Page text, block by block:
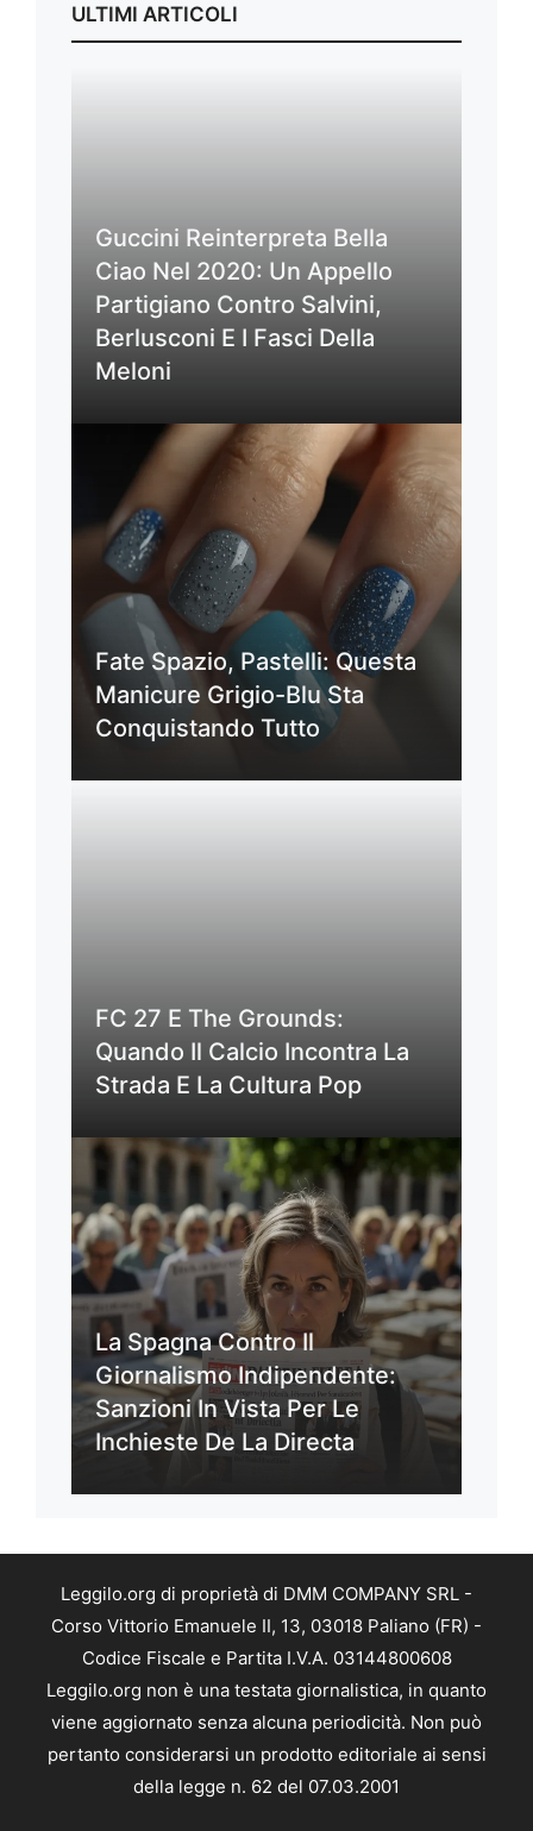
ULTIMI ARTICOLI
Guccini Reinterpreta Bella
Ciao Nel 2020: Un Appello
Partigiano Contro Salvini,
Berlusconi E I Fasci Della
Meloni
Fate Spazio, Pastelli: Questa
Manicure Grigio-Blu Sta
Conquistando Tutto
FC 27 E The Grounds:
Quando Il Calcio Incontra La
Strada E La Cultura Pop
La Spagna Contro Il
Giornalismo Indipendente:
Sanzioni In Vista Per Le
Inchieste De La Directa
Leggilo.org di proprietà di DMM COMPANY SRL -
Corso Vittorio Emanuele II, 13, 03018 Paliano (FR) -
Codice Fiscale e Partita I.V.A. 03144800608
Leggilo.org non è una testata giornalistica, in quanto
viene aggiornato senza alcuna periodicità. Non può
pertanto considerarsi un prodotto editoriale ai sensi
della legge n. 62 del 07.03.2001